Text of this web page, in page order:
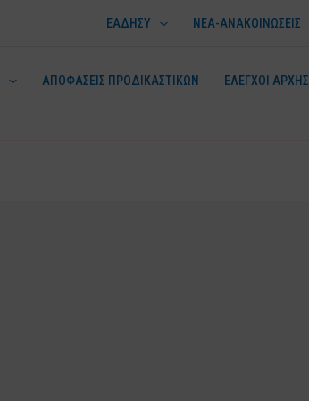
ΕΑΔΗΣΥ ΝΕΑ-ΑΝΑΚΟΙΝΩΣΕΙΣ
ΑΠΟΦΑΣΕΙΣ ΠΡΟΔΙΚΑΣΤΙΚΩΝ
ΕΛΕΓΧΟΙ ΑΡΧΗΣ